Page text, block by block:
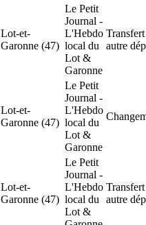
Lot-et-
Garonne (47)
Le Petit
Journal -
L'Hebdo
local du
Lot &
Garonne
autre
Lot-et-
Garonne (47)
Le Petit
Journal -
L'Hebdo
local du
Lot &
Garonne
Lot-et-
Garonne (47)
Le Petit
Journal -
L'Hebdo
local du
Lot &
autre